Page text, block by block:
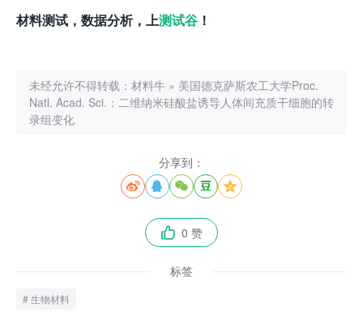
材料测试，数据分析，上测试谷 ！
未经允许不得转载： 材料牛 » 美国德克萨斯农工大学Proc.
Natl. Acad. Sci.：二维纳米硅酸盐诱导人体间充质干细胞的转
录组变化
分享到：
    
 0 赞
标签
生物材料